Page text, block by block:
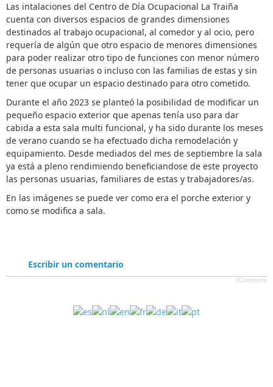
o
r
,
v
o
t
e
Las intalaciones del Centro de Día Ocupacional La Traiña
cuenta con diversos espacios de grandes dimensiones
destinados al trabajo ocupacional, al comedor y al ocio, pero
requería de algún que otro espacio de menores dimensiones
para poder realizar otro tipo de funciones con menor número
de personas usuarias o incluso con las familias de estas y sin
tener que ocupar un espacio destinado para otro cometido.
Durante el año 2023 se planteó la posibilidad de modificar un
pequeño espacio exterior que apenas tenía uso para dar
cabida a esta sala multi funcional, y ha sido durante los meses
de verano cuando se ha efectuado dicha remodelación y
equipamiento. Desde mediados del mes de septiembre la sala
ya está a pleno rendimiendo beneficiandose de este proyecto
las personas usuarias, familiares de estas y trabajadores/as.
En las imágenes se puede ver como era el porche exterior y
como se modifica a sala.
Escribir un comentario
JComments